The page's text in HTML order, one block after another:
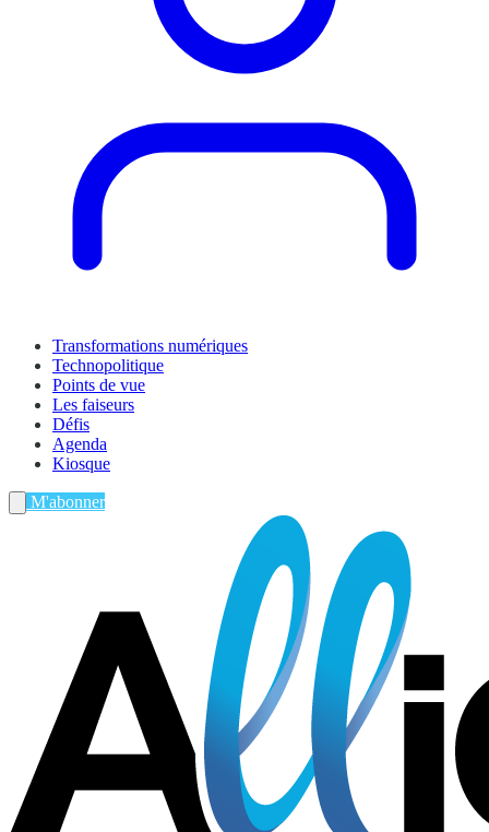
Transformations numériques
Technopolitique
Points de vue
Les faiseurs
Défis
Agenda
Kiosque
M'abonner